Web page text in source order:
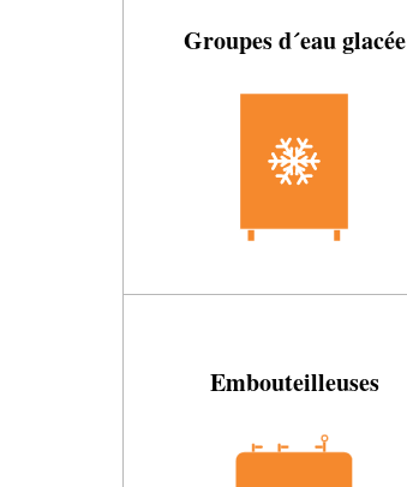
Groupes d´eau glacée
Embouteilleuses